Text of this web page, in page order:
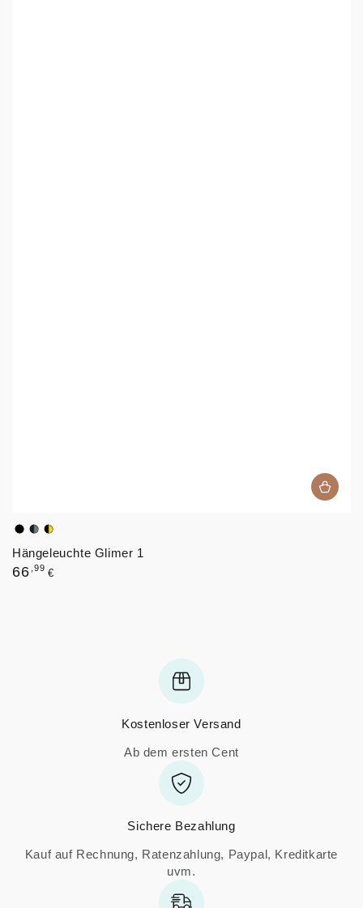
Schwarz
Schwarz,
Graphit
Schwarz,
Bernstein
Hängeleuchte Glimer 1
Regulärer
66 ,99 €
Kostenloser Versand
Ab dem ersten Cent
Sichere Bezahlung
Kauf auf Rechnung, Ratenzahlung, Paypal, Kreditkarte
uvm.